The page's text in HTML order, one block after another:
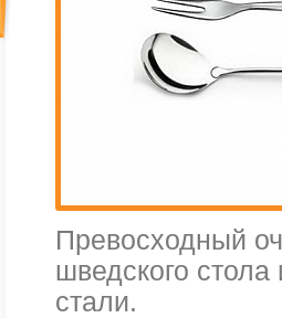
Превосходный
шведского
стали.